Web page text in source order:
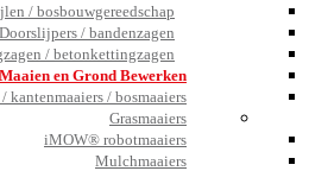
/ bosbouwgereedschap
Doorslijpers / bandenzagen
/ betonkettingzagen
Maaien en Grond Bewerken
kantenmaaiers / bosmaaiers
Grasmaaiers
iMOW® robotmaaiers
Mulchmaaiers